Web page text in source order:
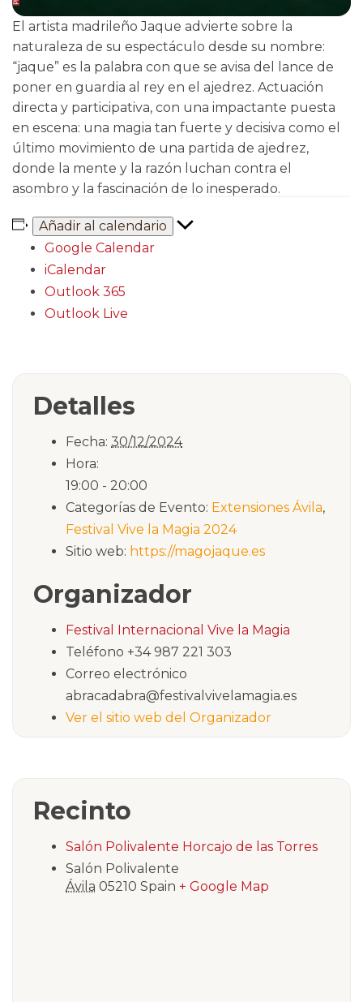
El artista madrileño Jaque advierte sobre la
naturaleza de su espectáculo desde su nombre:
“jaque” es la palabra con que se avisa del lance de
poner en guardia al rey en el ajedrez. Actuación
directa y participativa, con una impactante puesta
en escena: una magia tan fuerte y decisiva como el
último movimiento de una partida de ajedrez,
donde la mente y la razón luchan contra el
asombro y la fascinación de lo inesperado.
Añadir al calendario
Google Calendar
iCalendar
Outlook 365
Outlook Live
Detalles
Fecha: 30/12/2024
Hora:
19:00 - 20:00
Categorías de Evento: Extensiones Ávila,
Festival Vive la Magia 2024
Sitio web: https://magojaque.es
Organizador
Festival Internacional Vive la Magia
Teléfono +34 987 221 303
Correo electrónico
abracadabra@festivalvivelamagia.es
Ver el sitio web del Organizador
Recinto
Salón Polivalente Horcajo de las Torres
Salón Polivalente
Ávila 05210 Spain + Google Map